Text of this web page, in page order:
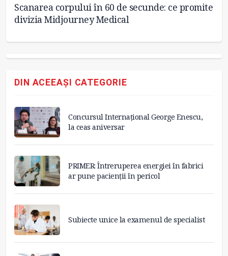
Scanarea corpului în 60 de secunde: ce promite
divizia Midjourney Medical
DIN ACEEAȘI CATEGORIE
Concursul Internațional George Enescu,
la ceas aniversar
PRIMER: Întreruperea energiei în fabrici
ar pune pacienții în pericol
Subiecte unice la examenul de specialist